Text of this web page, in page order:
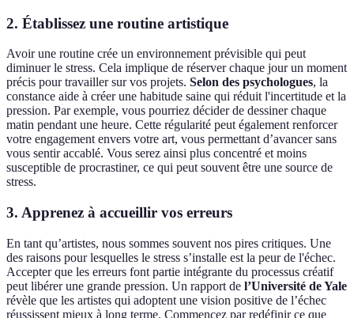
2. Établissez une routine artistique
Avoir une routine crée un environnement prévisible qui peut
diminuer le stress. Cela implique de réserver chaque jour un moment
précis pour travailler sur vos projets. Selon des psychologues, la
constance aide à créer une habitude saine qui réduit l'incertitude et la
pression. Par exemple, vous pourriez décider de dessiner chaque
matin pendant une heure. Cette régularité peut également renforcer
votre engagement envers votre art, vous permettant d’avancer sans
vous sentir accablé. Vous serez ainsi plus concentré et moins
susceptible de procrastiner, ce qui peut souvent être une source de
stress.
3. Apprenez à accueillir vos erreurs
En tant qu’artistes, nous sommes souvent nos pires critiques. Une
des raisons pour lesquelles le stress s’installe est la peur de l'échec.
Accepter que les erreurs font partie intégrante du processus créatif
peut libérer une grande pression. Un rapport de l’Université de Yale
révèle que les artistes qui adoptent une vision positive de l’échec
réussissent mieux à long terme. Commencez par redéfinir ce que